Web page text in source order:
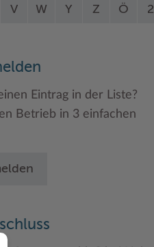
V W Y Z Ö 2
Eintrag in der Liste?
Betrieb in 3 einfachen